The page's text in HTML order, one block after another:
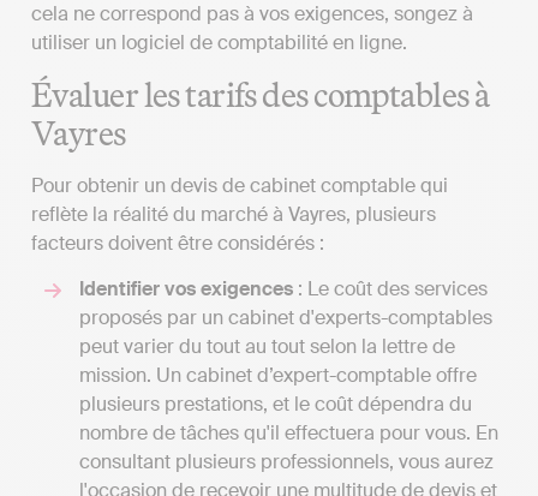
cela ne correspond pas à vos exigences, songez à
utiliser un logiciel de comptabilité en ligne.
Évaluer les tarifs des comptables à
Vayres
Pour obtenir un devis de cabinet comptable qui
reflète la réalité du marché à Vayres, plusieurs
facteurs doivent être considérés :
Identifier vos exigences : Le coût des services
proposés par un cabinet d'experts-comptables
peut varier du tout au tout selon la lettre de
mission. Un cabinet d’expert-comptable offre
plusieurs prestations, et le coût dépendra du
nombre de tâches qu'il effectuera pour vous. En
consultant plusieurs professionnels, vous aurez
l'occasion de recevoir une multitude de devis et